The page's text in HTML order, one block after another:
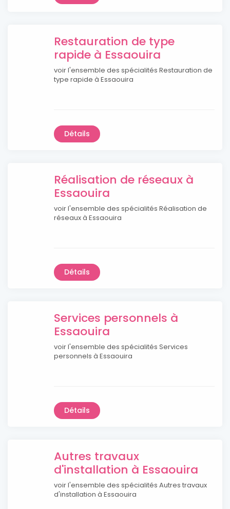
Restauration de type
rapide à Essaouira
voir l'ensemble des spécialités Restauration de
type rapide à Essaouira
Détails
Réalisation de réseaux à
Essaouira
voir l'ensemble des spécialités Réalisation de
réseaux à Essaouira
Détails
Services personnels à
Essaouira
voir l'ensemble des spécialités Services
personnels à Essaouira
Détails
Autres travaux
d'installation à Essaouira
voir l'ensemble des spécialités Autres travaux
d'installation à Essaouira